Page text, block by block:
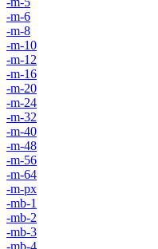
-m-6
-m-8
-m-10
-m-12
-m-16
-m-20
-m-24
-m-32
-m-40
-m-48
-m-56
-m-64
-m-px
-mb-1
-mb-2
-mb-3
-mb-4